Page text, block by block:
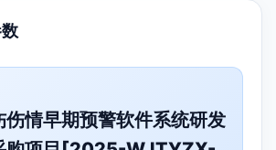
伤情早期预警软件系统研发